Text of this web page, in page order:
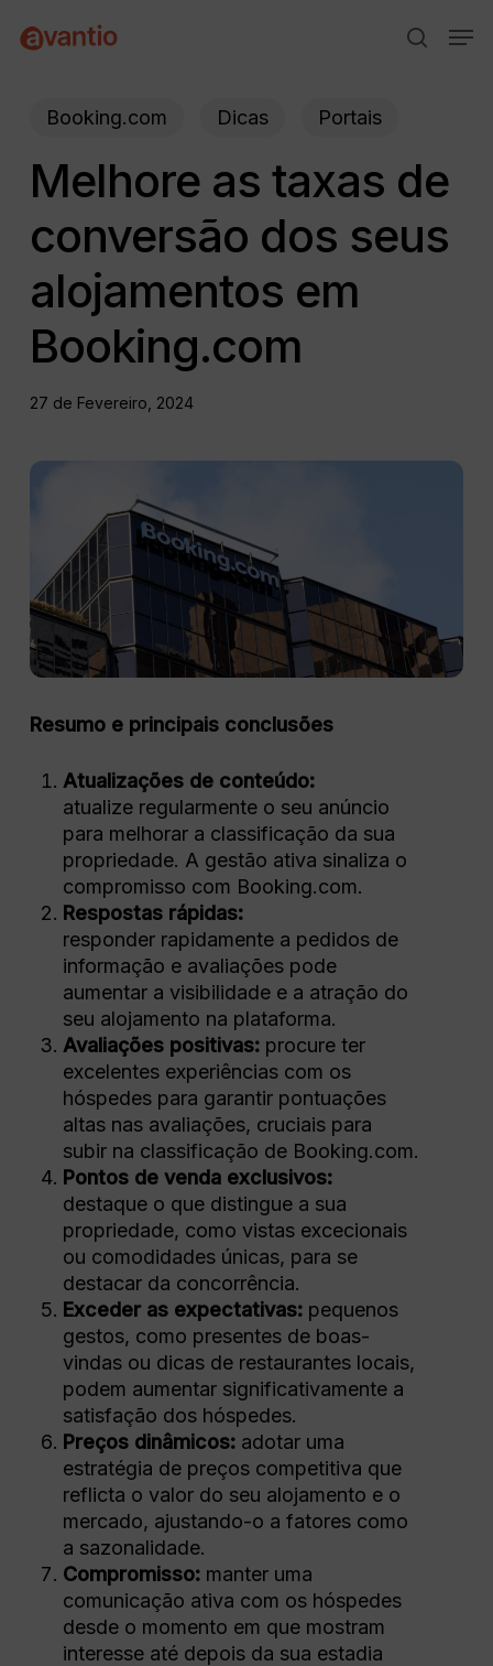
search
Booking.com Dicas Portais
Melhore as taxas de
conversão dos seus
alojamentos em
Booking.com
27 de Fevereiro, 2024
Resumo e principais conclusões
Atualizações de conteúdo:
atualize regularmente o seu anúncio
para melhorar a classificação da sua
propriedade. A gestão ativa sinaliza o
compromisso com Booking.com.
Respostas rápidas:
responder rapidamente a pedidos de
informação e avaliações pode
aumentar a visibilidade e a atração do
seu alojamento na plataforma.
Avaliações positivas: procure ter
excelentes experiências com os
hóspedes para garantir pontuações
altas nas avaliações, cruciais para
subir na classificação de Booking.com.
Pontos de venda exclusivos:
destaque o que distingue a sua
propriedade, como vistas excecionais
ou comodidades únicas, para se
destacar da concorrência.
Exceder as expectativas:pequenos
gestos, como presentes de boas-
vindas ou dicas de restaurantes locais,
podem aumentar significativamente a
satisfação dos hóspedes.
Preços dinâmicos:adotar uma
estratégia de preços competitiva que
reflicta o valor do seu alojamento e o
mercado, ajustando-o a fatores como
a sazonalidade.
Compromisso:manter uma
comunicação ativa com os hóspedes
desde o momento em que mostram
interesse até depois da sua estadia